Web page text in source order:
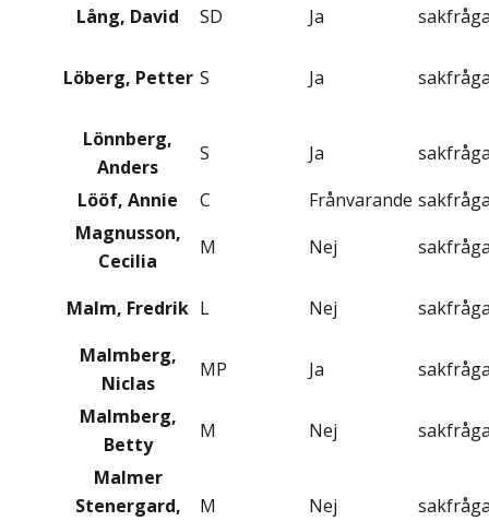
Lång, David
SD Ja
Löberg, Petter S Ja
Lönnberg,
Anders
S Ja
Lööf, Annie
C Frånvarande
Magnusson,
Cecilia
M Nej
Malm, Fredrik L Nej
Malmberg,
Niclas
MP Ja
Malmberg,
Betty
M Nej
Malmer
Stenergard,
M Nej